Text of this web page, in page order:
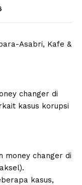
Asabri, Kafe &
changer di
kasus korupsi
money changer di
kasus,